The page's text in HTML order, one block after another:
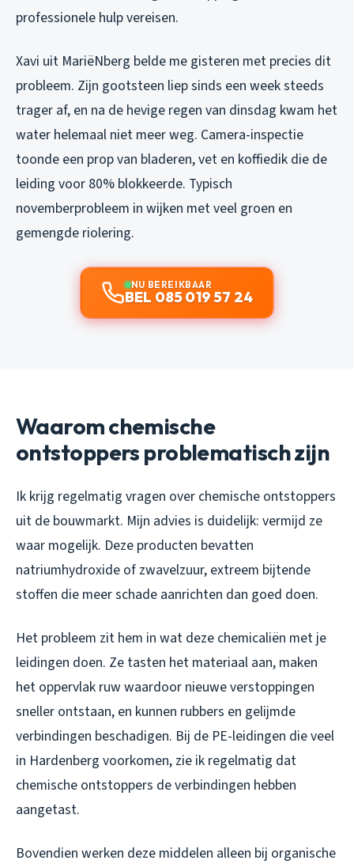
professionele hulp vereisen.
Xavi uit MariëNberg belde me gisteren met precies dit
probleem. Zijn gootsteen liep sinds een week steeds
trager af, en na de hevige regen van dinsdag kwam het
water helemaal niet meer weg. Camera-inspectie
toonde een prop van bladeren, vet en koffiedik die de
leiding voor 80% blokkeerde. Typisch
novemberprobleem in wijken met veel groen en
gemengde riolering.
NU BEREIKBAAR
BEL 085 019 57 24
Waarom chemische
ontstoppers problematisch zijn
Ik krijg regelmatig vragen over chemische ontstoppers
uit de bouwmarkt. Mijn advies is duidelijk: vermijd ze
waar mogelijk. Deze producten bevatten
natriumhydroxide of zwavelzuur, extreem bijtende
stoffen die meer schade aanrichten dan goed doen.
Het probleem zit hem in wat deze chemicaliën met je
leidingen doen. Ze tasten het materiaal aan, maken
het oppervlak ruw waardoor nieuwe verstoppingen
sneller ontstaan, en kunnen rubbers en gelijmde
verbindingen beschadigen. Bij de PE-leidingen die veel
in Hardenberg voorkomen, zie ik regelmatig dat
chemische ontstoppers de verbindingen hebben
aangetast.
Bovendien werken deze middelen alleen bij organische